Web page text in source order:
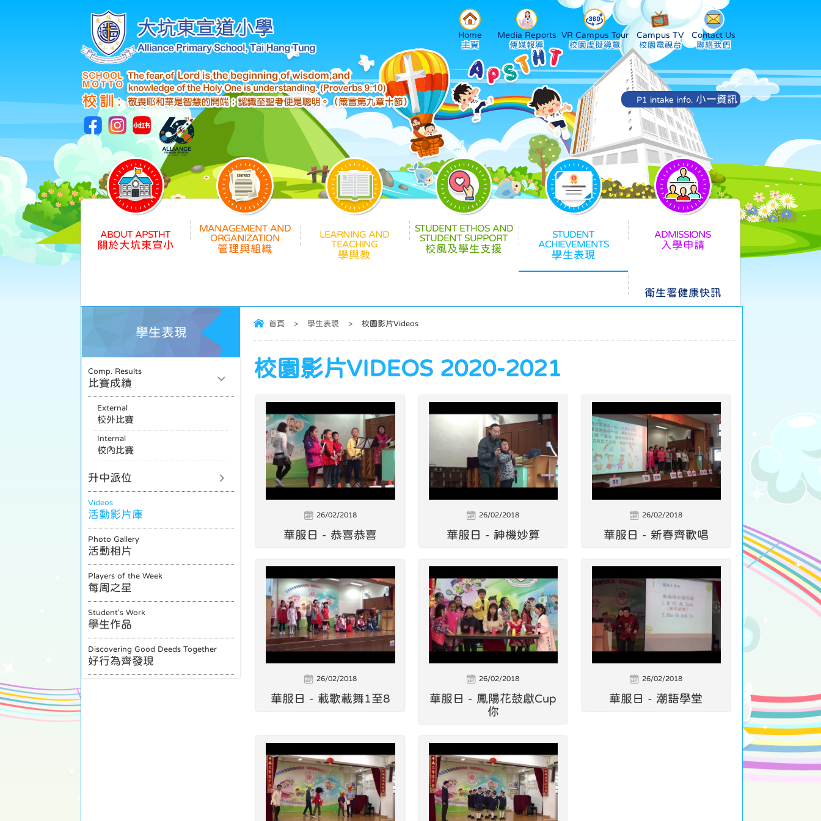
Home Media Reports VR Campus Tour Campus TV Contact Us
P1 intake info. 小一資訊
關於大坑東宣小 管理與組織
學與教
校風及學生支援
學生表現
入學申請
衛生署健康快訊
首頁 > 學生表現 > 校園影片Videos
校園影片VIDEOS 2020-2021
26/02/2018
華服日 - 恭喜恭喜
26/02/2018
華服日 - 神機妙算
26/02/2018
華服日 - 新春齊歡唱
26/02/2018
華服日 - 載歌載舞1至8
26/02/2018
華服日 - 鳳陽花鼓獻Cup
你
26/02/2018
華服日 - 潮語學堂
學生表現
Comp. Results
比賽成績
External
校外比賽
Internal
校內比賽
升中派位
Videos
活動影片庫
Photo Gallery
活動相片
Players of the Week
每周之星
Student's Work
學生作品
Discovering Good Deeds Together
好行為齊發現